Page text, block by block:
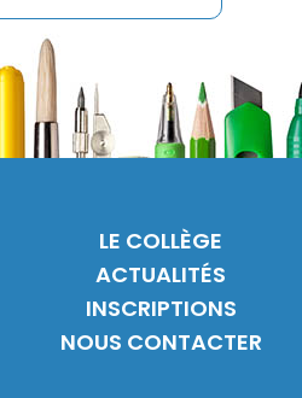
LE COLLÈGE
ACTUALITÉS
INSCRIPTIONS
NOUS CONTACTER